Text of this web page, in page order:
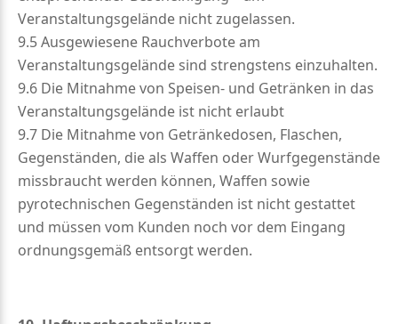
Veranstaltungsgelände nicht zugelassen.
9.5 Ausgewiesene Rauchverbote am
Veranstaltungsgelände sind strengstens einzuhalten.
9.6 Die Mitnahme von Speisen- und Getränken in das
Veranstaltungsgelände ist nicht erlaubt
9.7 Die Mitnahme von Getränkedosen, Flaschen,
Gegenständen, die als Waffen oder Wurfgegenstände
missbraucht werden können, Waffen sowie
pyrotechnischen Gegenständen ist nicht gestattet
und müssen vom Kunden noch vor dem Eingang
ordnungsgemäß entsorgt werden.